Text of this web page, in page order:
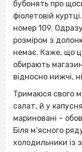
бубонять про
фіолетовій
номер 109.
розміром з
немає. Каже, що
обирають
відносно нижчі,
Тримаюся свого
салат, й у
мариновані –
Біля м’ясного
холодильники із